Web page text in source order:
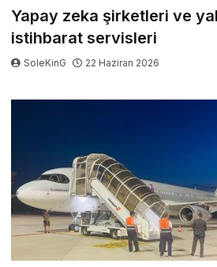
Yapay zeka şirketleri ve
istihbarat servisleri
SoleKinG 22 Haziran 2026